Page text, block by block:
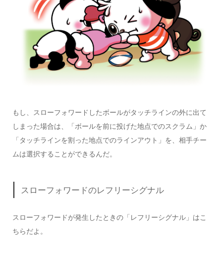
もし、スローフォワードしたボールがタッチラインの外に出て
しまった場合は、「ボールを前に投げた地点でのスクラム」か
「タッチラインを割った地点でのラインアウト」を、相手チー
ムは選択することができるんだ。
スローフォワードのレフリーシグナル
スローフォワードが発生したときの「レフリーシグナル」はこ
ちらだよ。